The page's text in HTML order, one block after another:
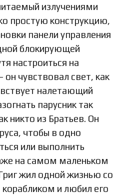
излучениями
простую конструкцию,
панели управления
блокирующей
настроиться на
он чувствовал свет, как
налетающий
парусник так
никто из Братьев. Он
чтобы в одно
или выполнить
на самом маленьком
жил одной жизнью со
и любил его